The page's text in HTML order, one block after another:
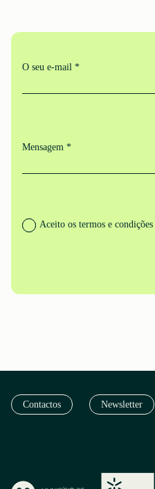
O seu e-mail *
Mensagem *
Aceito os termos e condições
Contactos Newsletter